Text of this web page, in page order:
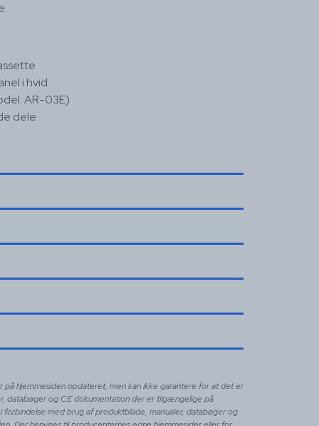
i hvid
AR-03E)
dele
på hjemmesiden opdateret, men kan ikke garantere for at det er
databøger og CE dokumentation der er tilgængelige på
forbindelse med brug af produktblade, manualer, databøger og